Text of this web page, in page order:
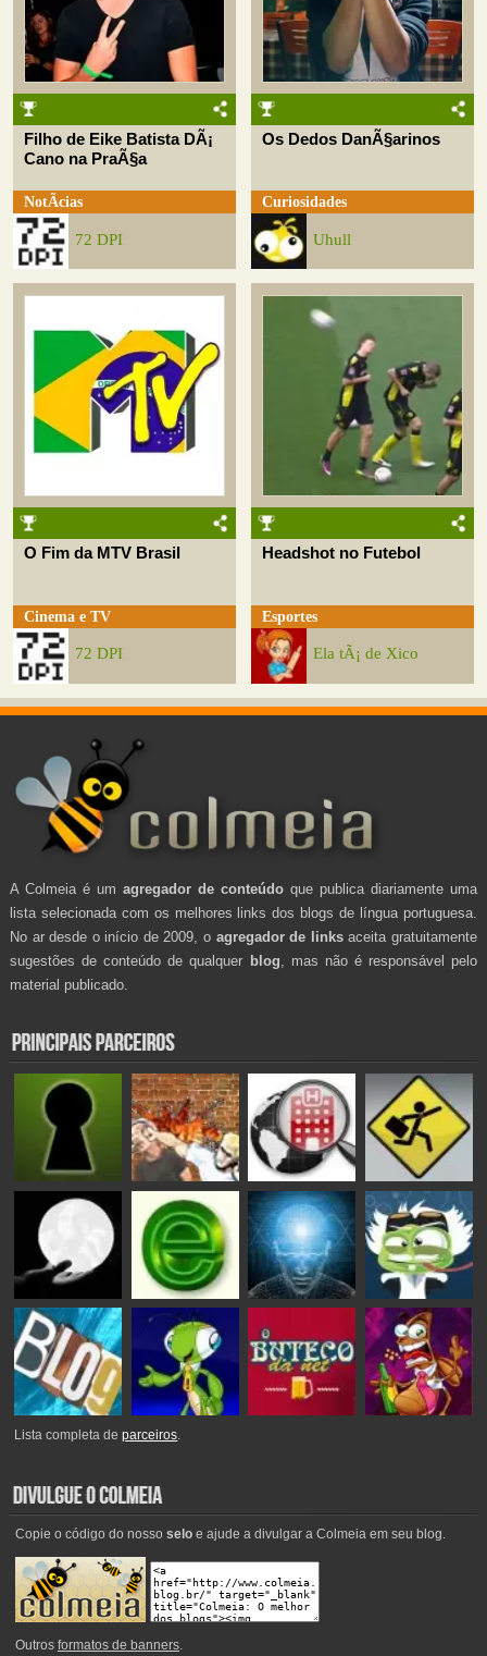
Filho de Eike Batista DÃ¡
Cano na PraÃ§a
NotÃ­cias
72 DPI
Os Dedos DanÃ§arinos
Curiosidades
Uhull
O Fim da MTV Brasil
Cinema e TV
72 DPI
Headshot no Futebol
Esportes
Ela tÃ¡ de Xico
A Colmeia é um agregador de conteúdo que publica diariamente uma
lista selecionada com os melhores links dos blogs de língua portuguesa.
No ar desde o início de 2009, o agregador de linksaceita gratuitamente
sugestões de conteúdo de qualquer blog , mas não é responsável pelo
material publicado.
Lista completa deparceiros.
Copie o código do nosso seloe ajude a divulgar a Colmeia em seu blog.
Outros formatos de banners.